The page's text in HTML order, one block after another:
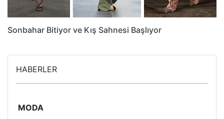
Sonbahar Bitiyor ve Kış Sahnesi Başlıyor
HABERLER
MODA